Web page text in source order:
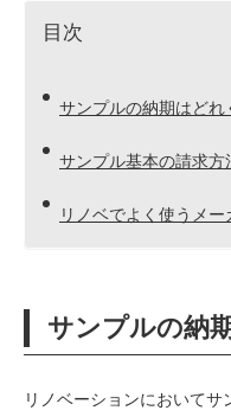
目次
サンプルの納期はどれ
サンプル基本の請求方
リノベでよく使うメー
サンプルの納
リノベーションにおいてサ